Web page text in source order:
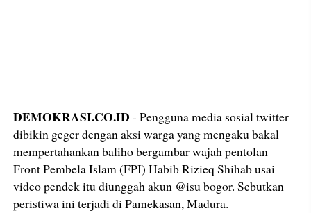
DEMOKRASI.CO.ID - Pengguna media sosial twitter
dibikin geger dengan aksi warga yang mengaku bakal
mempertahankan baliho bergambar wajah pentolan
Front Pembela Islam (FPI) Habib Rizieq Shihab usai
video pendek itu diunggah akun @isu bogor. Sebutkan
peristiwa ini terjadi di Pamekasan, Madura.